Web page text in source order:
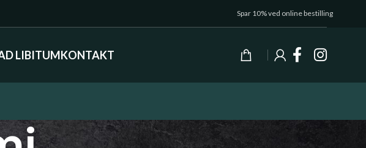
Spar 10% ved online bestilling
LIBITUMKONTAKT